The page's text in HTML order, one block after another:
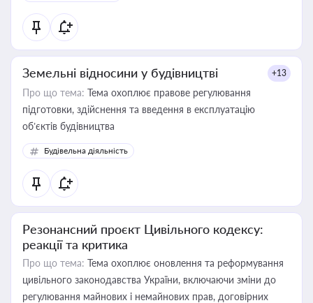
Земельні відносини у будівництві +13
Про що тема: Тема охоплює правове регулювання
підготовки, здійснення та введення в експлуатацію
об’єктів будівництва
Будівельна діяльність
Резонансний проєкт Цивільного кодексу:
реакції та критика
Про що тема: Тема охоплює оновлення та реформування
цивільного законодавства України, включаючи зміни до
регулювання майнових і немайнових прав, договірних